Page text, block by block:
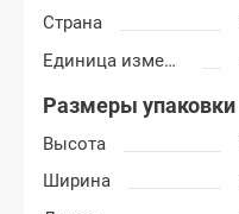
Страна
Единица измерения
Размеры упаковки
Высота
Ширина